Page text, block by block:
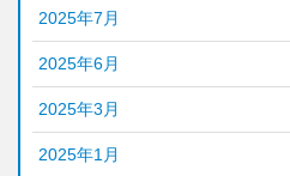
2025年7月
2025年6月
2025年3月
2025年1月